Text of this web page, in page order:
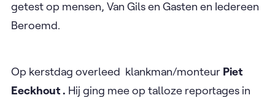
getest op mensen, Van Gils en Gasten en Iedereen
Beroemd.
Op kerstdag overleed klankman/monteur Piet
Eeckhout . Hij ging mee op talloze reportages in